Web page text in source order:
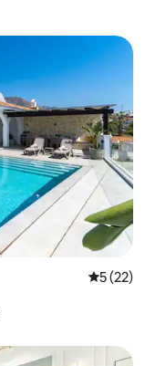
औसत रेटिंग
5 (22)